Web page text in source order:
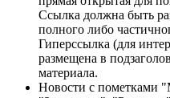
Ссылка должна быть
полного либо
Гиперссылка (для
размещена в
материала.
Новости с пометками